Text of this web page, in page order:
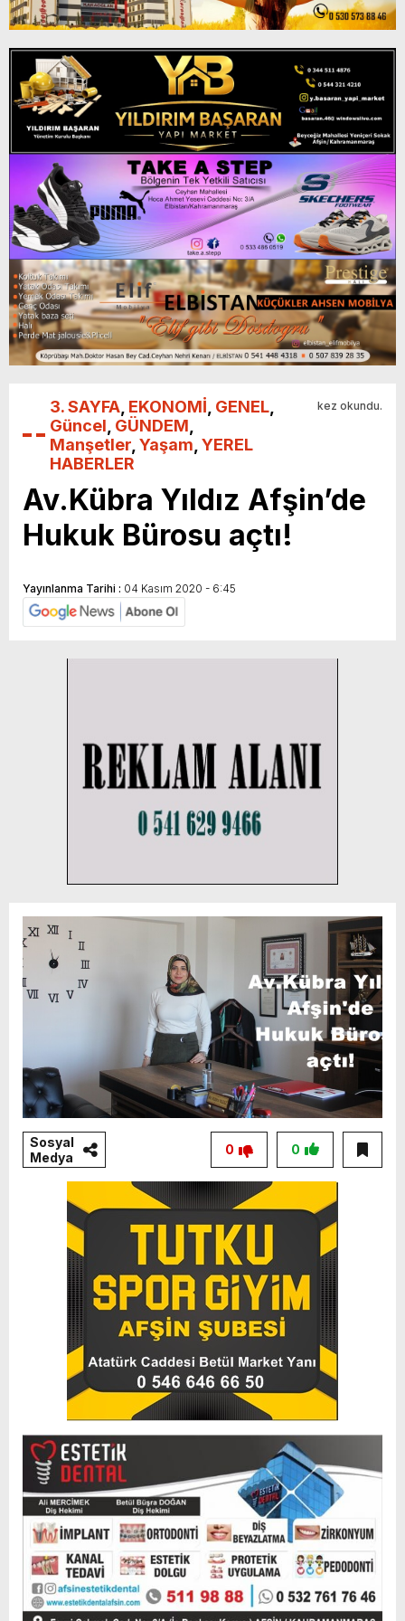
3. SAYFA EKONOMİ GENEL
Güncel GÜNDEM
Manşetler Yaşam YEREL
HABERLER
kez okundu.
Av.Kübra Yıldız Afşin’de
Hukuk Bürosu açtı!
Yayınlanma Tarihi : 04 Kasım 2020 - 6:45
Sosyal
Medya
0
0